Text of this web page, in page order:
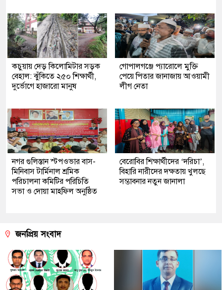
কচুয়ায় দেড় কিলোমিটার সড়ক
বেহাল: ঝুঁকিতে ২৫০ শিক্ষার্থী,
দুর্ভোগে হাজারো মানুষ
গোপালগঞ্জে প্যারোলে মুক্তি
পেয়ে পিতার জানাজায় আওয়ামী
লীগ নেতা
নগর গুলিস্তান স্টপওভার বাস-
মিনিবাস টার্মিনাল শ্রমিক
পরিচালনা কমিটির পরিচিতি
সভা ও দোয়া মাহফিল অনুষ্ঠিত
বেরোবির শিক্ষার্থীদের ‘দরিচা’,
বিহারি নারীদের দক্ষতায় খুলছে
সম্ভাবনার নতুন জানালা
জনপ্রিয় সংবাদ